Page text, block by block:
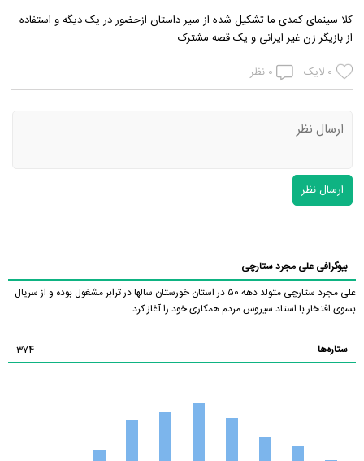
کلا سینمای کمدی ما تشکیل شده از سیر داستان ازحضور در یک دیگه و استفاده
از بازیگر زن غیر ایرانی و یک قصه مشترک
0 لایک 0 نظر
ارسال نظر
بیوگرافی علی مجرد ستارچی
علی مجرد ستارچی متولد دهه ۵0 در استان خورستان سالها در ترابر مشغول بوده و از سریال
بسوی افتخار با استاد سیروس مردم همکاری خود را آغاز کرد
ستاره‌ها 374